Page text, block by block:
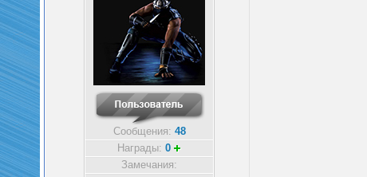
Сообщения: 48
Награды: 0
Замечания: